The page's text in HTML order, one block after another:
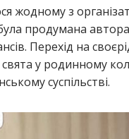
жодному з
продумана
Перехід на
у родинному
суспільстві.
Бібліографічний
праць Анатолія
Бібліографічний
старшого наукового
Інституту педагогіки